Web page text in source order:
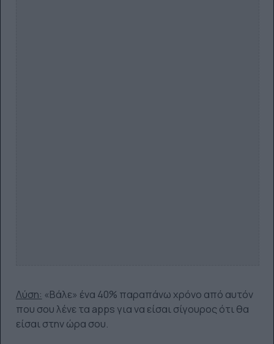
Λύση: «Βάλε» ένα 40% παραπάνω χρόνο από αυτόν
που σου λένε τα apps για να είσαι σίγουρος ότι θα
είσαι στην ώρα σου.